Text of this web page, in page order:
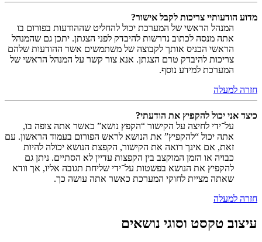
מדוע הודעותיי צריכות לקבל אישור?
המנהל הראשי של המערכת יכול להחליט שההודעות בפורום בו
אתה מנסה לכתוב נדרשות להיבדק לפני הצגתן. יתכן גם שהמנהל
הראשי הכניס אותך לקבוצה של משתמשים אשר ההודעות שלהם
צריכות להיבדק טרם הצגתן. אנא צור קשר על המנהל הראשי של
המערכת למידע נוסף.
חזרה למעלה
כיצד אני יכול להקפיץ את הודעתי?
על־ידי לחיצה על הקישור “הקפץ נושא” כאשר אתה צופה בו,
אתה יכול “להקפיץ” את הנושא לראש הפורום בעמוד הראשון. עם
זאת, אם אינך רואה את הקישור, הקפצת הנושא יכולה להיות
כבויה או הזמן המוקצב בין הקפצות עדיין לא הסתיים. ניתן גם
להקפיץ את הנושא בפשטות על־ידי שליחת תגובה אליו, אך וודא
שאתה מציית לחוקי המערכת כאשר אתה עושה כך.
חזרה למעלה
עיצוב טקסט וסוגי נושאים